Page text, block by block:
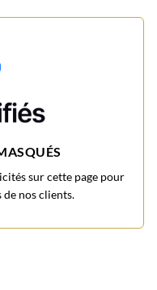
sur cette page pour
nos clients.